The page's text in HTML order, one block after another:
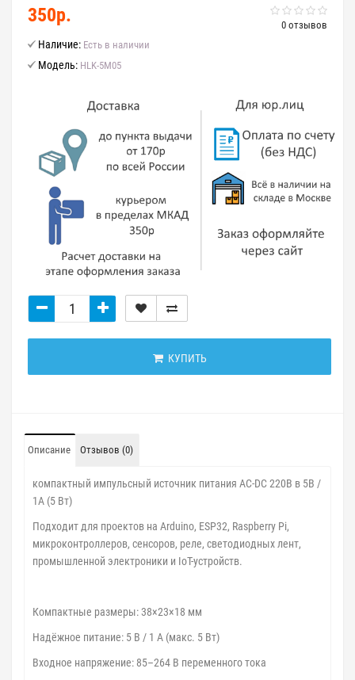
0 отзывов
350р.
Наличие: Есть в наличии
Модель: HLK-5M05
КУПИТЬ
Описание Отзывов (0)
компактный импульсный источник питания AC-DC 220В в 5В /
1А (5 Вт)
Подходит для проектов на Arduino, ESP32, Raspberry Pi,
микроконтроллеров, сенсоров, реле, светодиодных лент,
промышленной электроники и IoT-устройств.
Компактные размеры: 38×23×18 мм
Надёжное питание: 5 В / 1 А (макс. 5 Вт)
Входное напряжение: 85–264 В переменного тока